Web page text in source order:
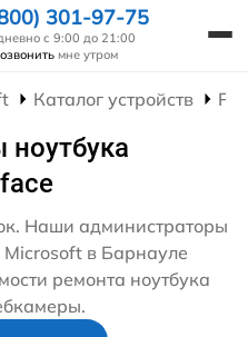
301-97-75
с 9:00 до 21:00
мне утром
Каталог устройств
Наши администраторы
Microsoft в Барнауле
ремонта ноутбука